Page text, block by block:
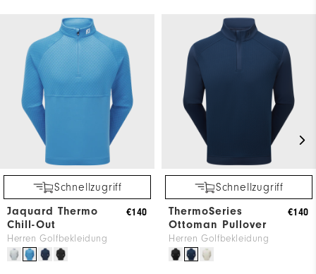
Schnellzugriff
Jaquard Thermo
Chill-Out
Herren Golfbekleidung
€140
Schnellzugriff
ThermoSeries
Ottoman Pullover
Herren Golfbekleidung
€140